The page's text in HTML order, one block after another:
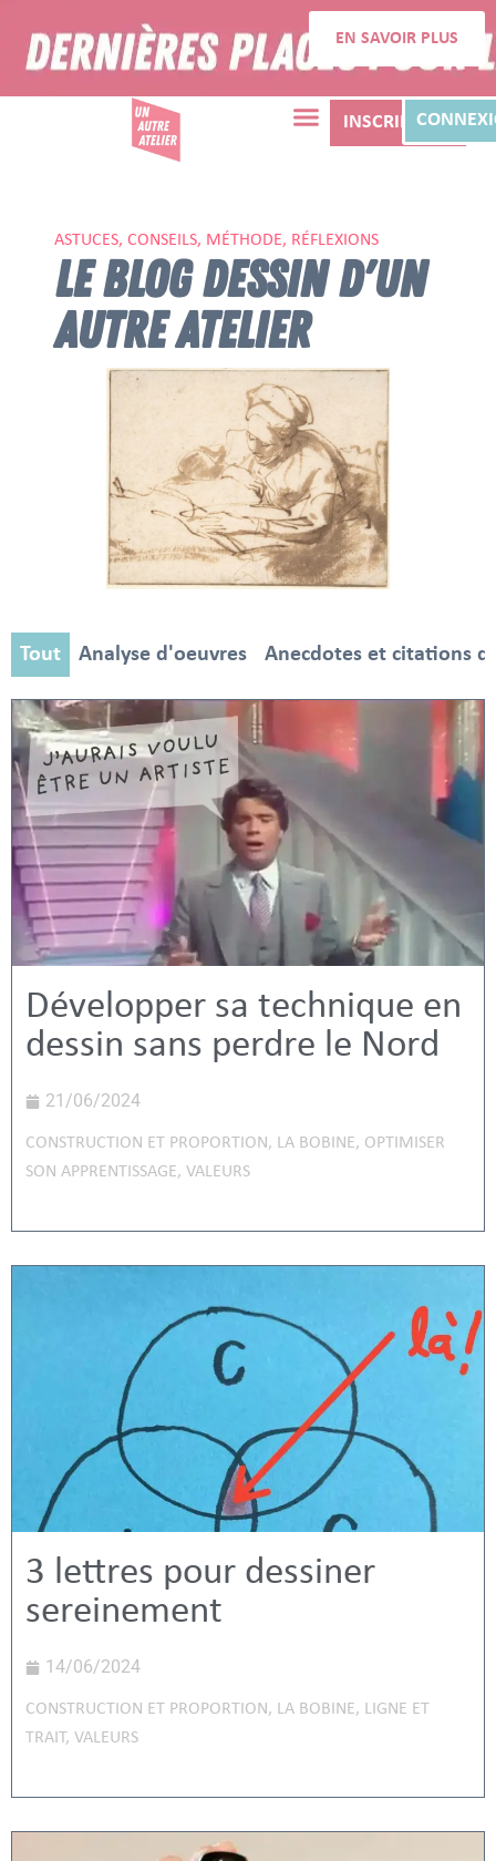
EN SAVOIR PLUS
INSCRIPTION
ASTUCES, CONSEILS, MÉTHODE, RÉFLEXIONS
LE BLOG DESSIN D'UN
AUTRE ATELIER
Analyse d'oeuvres Anecdotes et citations
Tout
Développer sa technique en
dessin sans perdre le Nord
21/06/2024
CONSTRUCTION ET PROPORTION, LA BOBINE, OPTIMISER
SON APPRENTISSAGE, VALEURS
3 lettres pour dessiner
sereinement
14/06/2024
CONSTRUCTION ET PROPORTION, LA BOBINE, LIGNE ET
TRAIT, VALEURS